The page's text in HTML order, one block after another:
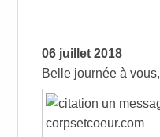
06 juillet 2018
Belle journée à vous,